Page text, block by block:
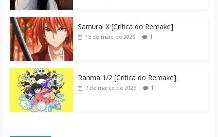
Samurai X [Crítica do Remake]
15 de maio de 2025 1
Ranma 1/2 [Crítica do Remake]
7 de março de 2025 1